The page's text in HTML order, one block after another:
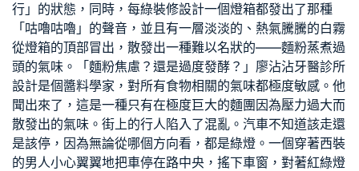
行」的狀態，同時，每綠裝修設計一個燈箱都發出了那種
「咕嚕咕嚕」的聲音，並且有一層淡淡的、熱氣騰騰的白霧
從燈箱的頂部冒出，散發出一種難以名狀的——麵粉蒸煮過
頭的氣味。「麵粉焦慮？還是過度發酵？」廖沾沾牙醫診所
設計是個醬料學家，對所有食物相關的氣味都極度敏感。他
聞出來了，這是一種只有在極度巨大的麵團因為壓力過大而
散發出的氣味。街上的行人陷入了混亂。汽車不知道該走還
是該停，因為無論從哪個方向看，都是綠燈。一個穿著西裝
的男人小心翼翼地把車停在路中央，搖下車窗，對著紅綠燈